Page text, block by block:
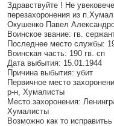
Здравствуйте ! Не
перезахоронения из
Окушенко Павел
Воинское звание: гв.
Последнее место службы:
Воинская часть: 190 гв. сп
Дата выбытия: 15.01.1944
Причина выбытия: убит
Первичное место
р-н, Хумалисты
Место захоронения:
Хумалисты
Возможно как то